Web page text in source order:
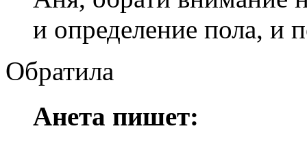
и определение пола, и
Обратила
Анета пишет: